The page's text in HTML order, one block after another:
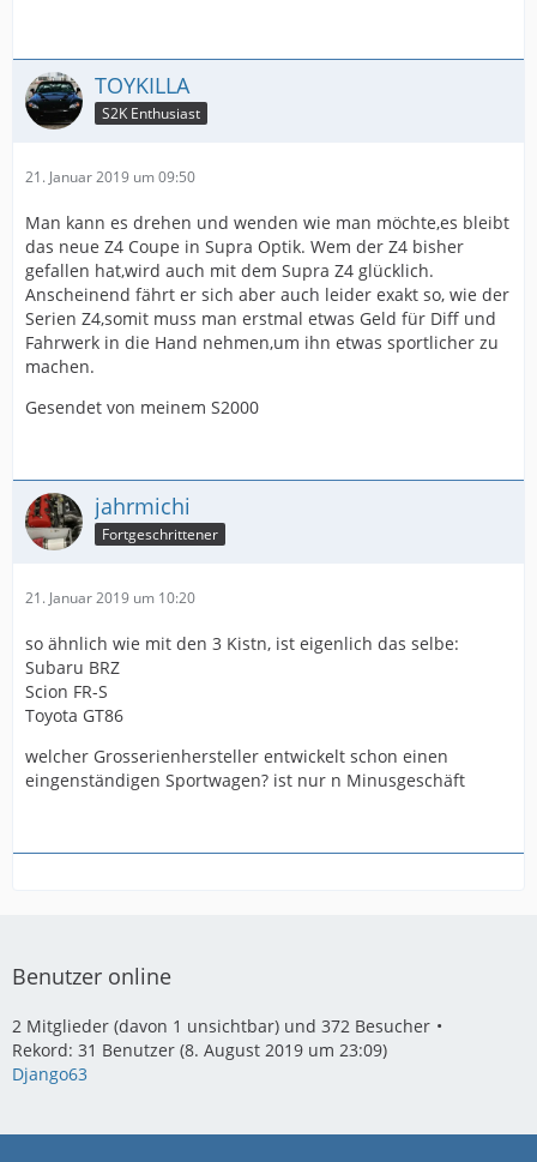
TOYKILLA
S2K Enthusiast
21. Januar 2019 um 09:50
Man kann es drehen und wenden wie man möchte,es bleibt
das neue Z4 Coupe in Supra Optik. Wem der Z4 bisher
gefallen hat,wird auch mit dem Supra Z4 glücklich.
Anscheinend fährt er sich aber auch leider exakt so, wie der
Serien Z4,somit muss man erstmal etwas Geld für Diff und
Fahrwerk in die Hand nehmen,um ihn etwas sportlicher zu
machen.
Gesendet von meinem S2000
jahrmichi
Fortgeschrittener
21. Januar 2019 um 10:20
so ähnlich wie mit den 3 Kistn, ist eigenlich das selbe:
Subaru BRZ
Scion FR-S
Toyota GT86
welcher Grosserienhersteller entwickelt schon einen
eingenständigen Sportwagen? ist nur n Minusgeschäft
Benutzer online
2 Mitglieder (davon 1 unsichtbar) und 372 Besucher
Rekord: 31 Benutzer (8. August 2019 um 23:09)
Django63